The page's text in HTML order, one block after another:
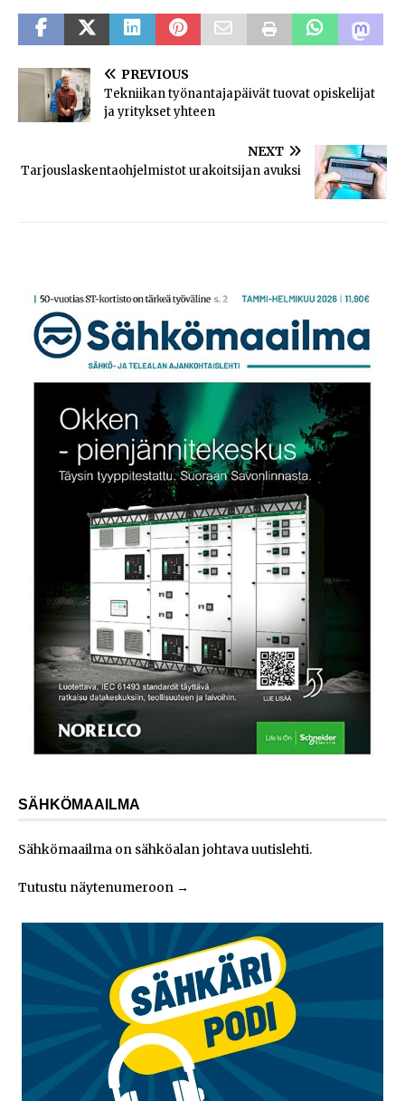
PREVIOUS
Tekniikan työnantajapäivät tuovat opiskelijat
ja yritykset yhteen
NEXT
Tarjouslaskentaohjelmistot urakoitsijan avuksi
SÄHKÖMAAILMA
Sähkömaailma on sähköalan johtava uutislehti.
Tutustu näytenumeroon →